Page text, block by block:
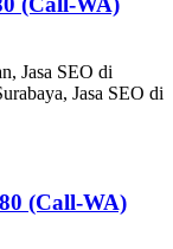
Jasa SEO di
Jasa SEO di
(Call-WA)